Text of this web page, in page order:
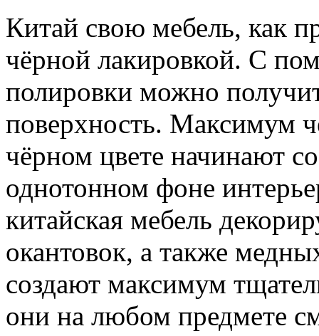
Китай свою мебель, как
чёрной лакировкой. С
полировки можно
поверхность. Максимум
чёрном цвете начинают
однотонном фоне
китайская мебель
окантовок, а также
создают максимум
они на любом предмете